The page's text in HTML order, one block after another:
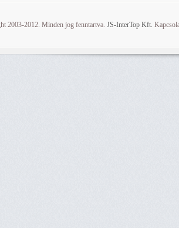
2003-2012. Minden jog fenntartva. JS-InterTop Kft.